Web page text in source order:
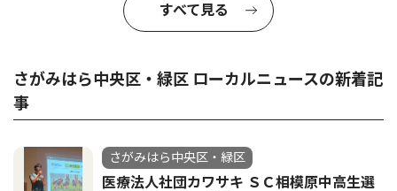
すべて見る
さがみはら中央区・緑区 ローカルニュースの新着記
事
さがみはら中央区・緑区
医療法人社団カワサキ ＳＣ相模原中高生選